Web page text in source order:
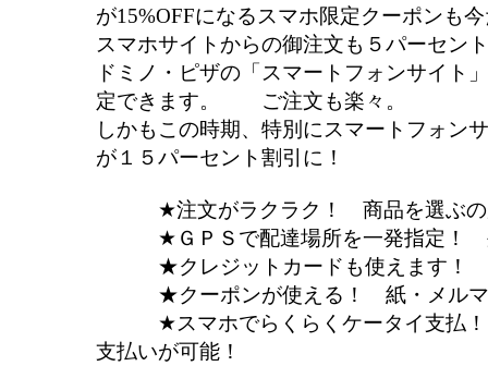
が15%OFFになるスマホ限定クーポンも
スマホサイトからの御注文も５パー
ドミノ・ピザの「スマートフォンサイト
定できます。 ご注文も楽々。
しかもこの時期、特別にスマートフォン
が１５パーセント割引に！
★注文がラクラク！ 商品を選ぶの
★ＧＰＳで配達場所を一発指定！ 外
★クレジットカードも使えます！
★クーポンが使える！ 紙・メルマガ
★スマホでらくらくケータイ支払！
支払いが可能！